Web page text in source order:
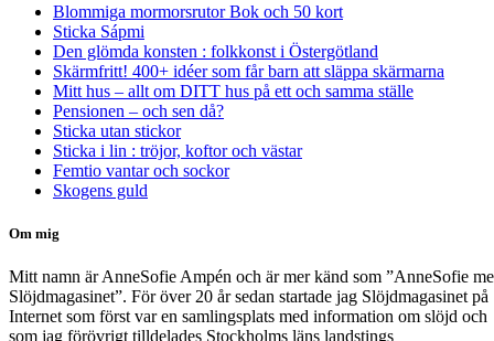
Blommiga mormorsrutor Bok och 50 kort
Sticka Sápmi
Den glömda konsten : folkkonst i Östergötland
Skärmfritt! 400+ idéer som får barn att släppa skärmarna
Mitt hus – allt om DITT hus på ett och samma ställe
Pensionen – och sen då?
Sticka utan stickor
Sticka i lin : tröjor, koftor och västar
Femtio vantar och sockor
Skogens guld
Om mig
Mitt namn är AnneSofie Ampén och är mer känd som ”AnneSofie
Slöjdmagasinet”. För över 20 år sedan startade jag Slöjdmagasinet på
Internet som först var en samlingsplats med information om slöjd och
som jag förövrigt tilldelades Stockholms läns landstings